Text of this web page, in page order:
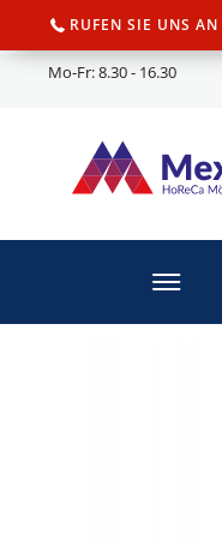
RUFEN SIE UNS AN
Mo-Fr: 8.30 - 16.30